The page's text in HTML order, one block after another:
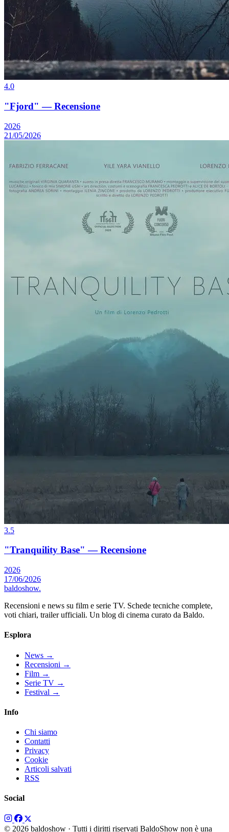
4.0
"Fjord" — Recensione
2026
21/05/2026
3.5
"Tranquility Base" — Recensione
2026
17/06/2026
baldoshow.
Recensioni e news su film e serie TV. Schede tecniche complete,
voti chiari, trailer ufficiali. Un blog di cinema curato da Baldo.
Esplora
News →
Recensioni →
Film →
Serie TV →
Festival →
Info
Chi siamo
Contatti
Privacy
Cookie
Articoli salvati
RSS
Social
© 2026 baldoshow · Tutti i diritti riservati BaldoShow non è una